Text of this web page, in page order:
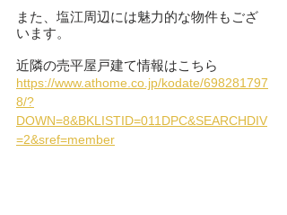
また、塩江周辺には魅力的な物件もござ
います。
近隣の売平屋戸建て情報はこちら
https://www.athome.co.jp/kodate/698281797
8/?
DOWN=8&BKLISTID=011DPC&SEARCHDIV
=2&sref=member